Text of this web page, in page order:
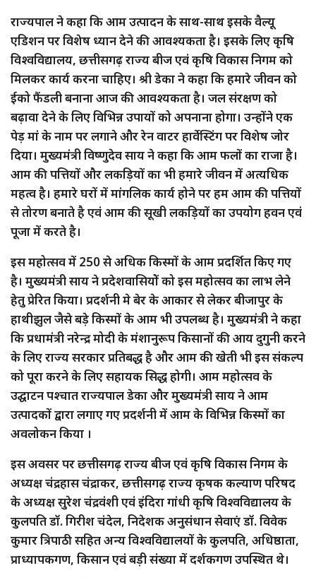
राज्यपाल ने कहा कि आम उत्पादन के साथ-साथ इसके वैल्यू
एडिशन पर विशेष ध्यान देने की आवश्यकता है। इसके लिए कृषि
विश्वविद्यालय, छत्तीसगढ़ राज्य बीज एवं कृषि विकास निगम को
मिलकर कार्य करना चाहिए। श्री डेका ने कहा कि हमारे जीवन को
ईको फैंडली बनाना आज की आवश्यकता है। जल संरक्षण को
बढ़ावा देने के लिए विभिन्न उपायों को अपनाना होगा। उन्होंने एक
पेड़ मां के नाम पर लगाने और रेन वाटर हार्वेस्टिंग पर विशेष जोर
दिया। मुख्यमंत्री विष्णुदेव साय ने कहा कि आम फलों का राजा है।
आम की पत्तियों और लकड़ियों का भी हमारे जीवन में अत्यधिक
महत्व है। हमारे घरों में मांगलिक कार्य होने पर हम आम की पत्तियों
से तोरण बनाते है एवं आम की सूखी लकड़ियों का उपयोग हवन एवं
पूजा में करते है।
इस महोत्सव में 250 से अधिक किस्मों के आम प्रदर्शित किए गए
है। मुख्यमंत्री साय ने प्रदेशवासियोें को इस महोत्सव का लाभ लेने
हेतु प्रेरित किया। प्रदर्शनी मे बेर के आकार से लेकर बीजापुर के
हाथीझुल जैसे बड़े किस्मों के आम भी उपलब्ध है। मुख्यमंत्री ने कहा
कि प्रधामंत्री नरेन्द्र मोदी के मंशानुरूप किसानों की आय दुगुनी करने
के लिए राज्य सरकार प्रतिबद्ध है और आम की खेती भी इस संकल्प
को पूरा करने के लिए सहायक सिद्ध होगी। आम महोत्सव के
उद्घाटन पश्चात राज्यपाल डेका और मुख्यमंत्री साय ने आम
उत्पादकों द्वारा लगाए गए प्रदर्शनी में आम के विभिन्न किस्मों का
अवलोकन किया ।
इस अवसर पर छत्तीसगढ़ राज्य बीज एवं कृषि विकास निगम के
अध्यक्ष चंद्रहास चंद्राकर, छत्तीसगढ़ राज्य कृषक कल्याण परिषद
के अध्यक्ष सुरेश चंद्रवंशी एवं इंदिरा गांधी कृषि विश्वविद्यालय के
कुलपति डॉ. गिरीश चंदेल, निदेशक अनुसंधान सेवाएं डॉ. विवेक
कुमार त्रिपाठी सहित अन्य विश्वविद्यालयों के कुलपति, अधिष्ठाता,
प्राध्यापकगण, किसान एवं बड़ी संख्या में दर्शकगण उपस्थित थे।